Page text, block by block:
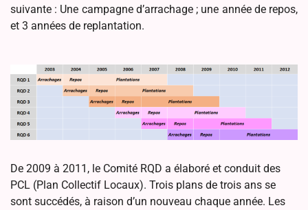
suivante : Une campagne d’arrachage ; une année de repos,
et 3 années de replantation.
De 2009 à 2011, le Comité RQD a élaboré et conduit des
PCL (Plan Collectif Locaux). Trois plans de trois ans se
sont succédés, à raison d’un nouveau chaque année. Les